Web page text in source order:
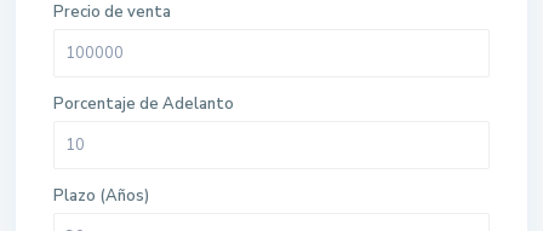
Precio de venta
Porcentaje de Adelanto
Plazo (Años)